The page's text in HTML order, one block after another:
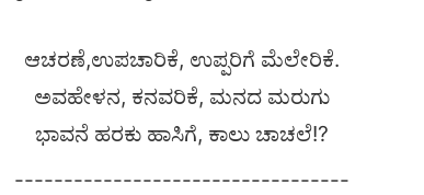
ಆಚರಣೆ,‌ಉಪಚಾರಿಕೆ, ಉಪ್ಪರಿಗೆ ಮೆಲೇರಿಕೆ.
ಅವಹೇಳನ, ಕನವರಿಕೆ, ಮನದ ಮರುಗು
ಭಾವನೆ ಹರಕು‌ ಹಾಸಿಗೆ, ಕಾಲು ಚಾಚಲೆ!?
----------------------------------